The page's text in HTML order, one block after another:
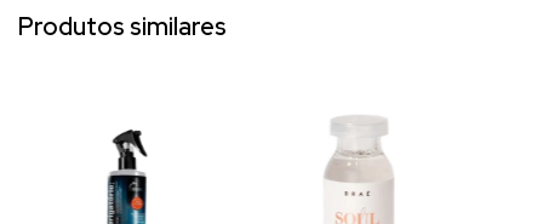
Produtos similares